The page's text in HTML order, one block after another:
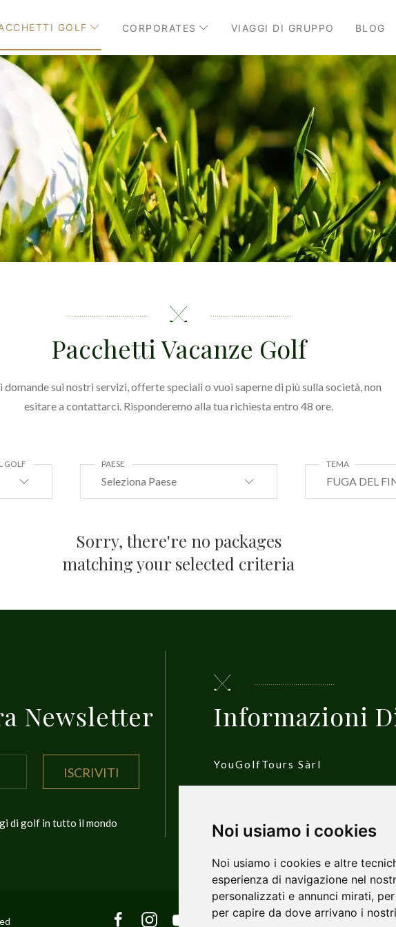
Noi usiamo i cookies
Noi usiamo i cookies e altre
esperienza di navigazione nel
personalizzati e annunci mirati,
per capire da dove arrivano i
GOLF CORPORATES VIAGGI DI GRUPPO BLOG
Pacchetti Vacanze Golf
domande sui nostri servizi, offerte speciali o vuoi saperne di più sulla società, non
esitare a contattarci. Risponderemo alla tua richiesta entro 48 ore.
GOLF
Seleziona Paese
PAESE
FUGA DEL
TEMA
Sorry, there're no packages
matching your selected criteria
Newsletter
ISCRIVITI
di golf in tutto il mondo
Informazioni
YouGolfTours Sàrl
Privacy Policy